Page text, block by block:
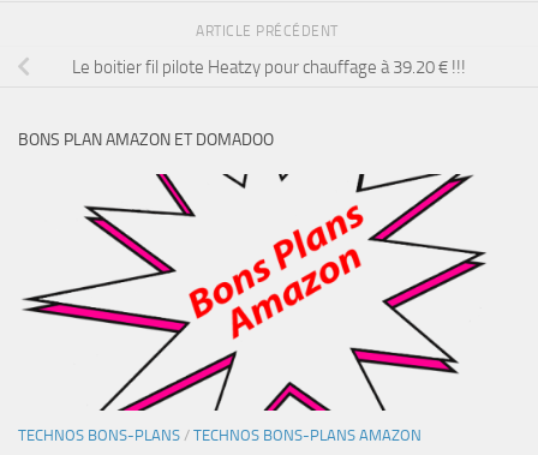
ARTICLE PRÉCÉDENT
Le boitier fil pilote Heatzy pour chauffage à 39.20 € !!!
BONS PLAN AMAZON ET DOMADOO
TECHNOS BONS-PLANS / TECHNOS BONS-PLANS AMAZON